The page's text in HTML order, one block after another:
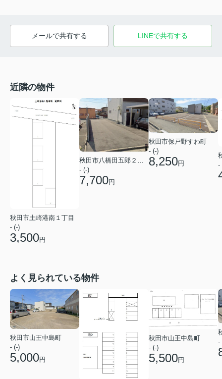
メールで共有する LINEで共有する
近隣の物件
秋田市土崎港南１丁目
- (-)
3,500円
- (-)
7,700円
秋田市保戸野すわ町
- (-)
8,250円
-
よく見られている物件
秋田市山王中島町
- (-)
5,000円
秋田市山王中島町
- (-)
5,500円
-